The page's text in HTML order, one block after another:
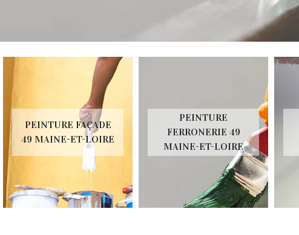
PEINTURE FAÇADE
49 MAINE-ET-LOIRE
PEINTURE
FERRONERIE 49
MAINE-ET-LOIRE